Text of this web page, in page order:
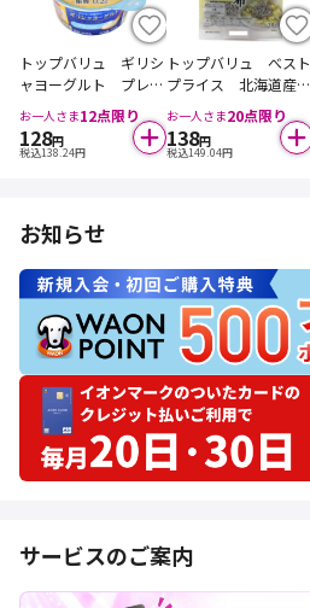
トップバリュ ギリシ
ャヨーグルト プレー
ン １１０ｇ
お一人さま12点限り
128円
税込138.24円
トップバリュ べスト
プライス 北海道産昆
布使用 塩昆布 ２８
ｇ
お一人さま20点限り
138円
税込149.04円
お知らせ
サービスのご案内